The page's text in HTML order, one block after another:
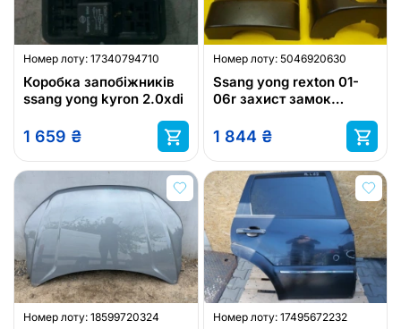
Номер лоту: 17340794710
Коробка запобіжників
ssang yong kyron 2.0xdi
1 659 ₴
Номер лоту: 5046920630
Ssang yong rexton 01-
06r захист замок
1 844 ₴
Номер лоту: 18599720324 Номер лоту: 17495672232